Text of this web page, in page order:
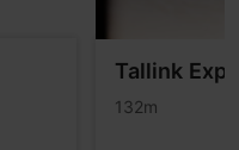
Tallink
132m